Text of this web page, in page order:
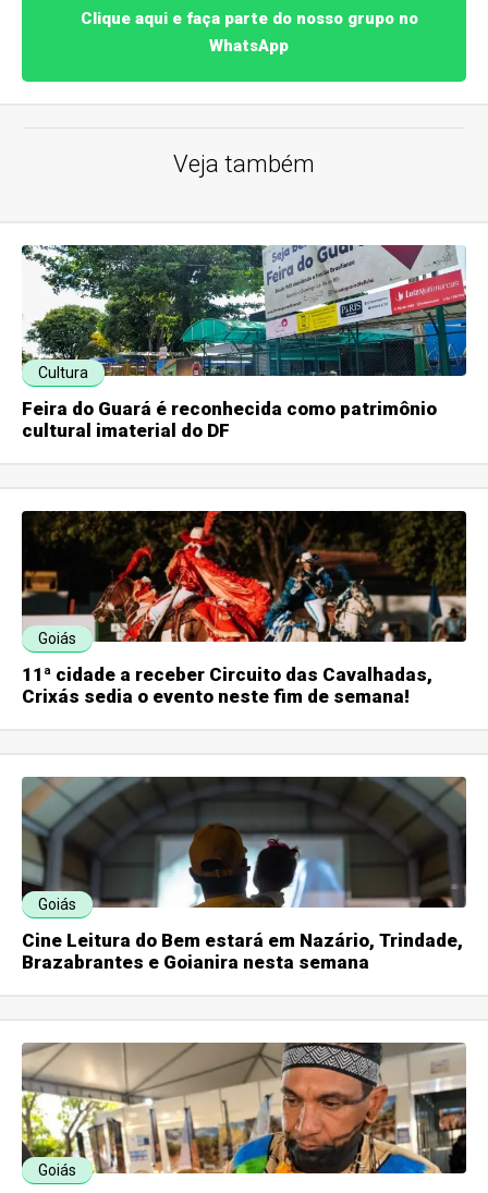
Clique aqui e faça parte do nosso grupo no
WhatsApp
Veja também
Cultura
Feira do Guará é reconhecida como patrimônio
cultural imaterial do DF
Goiás
11ª cidade a receber Circuito das Cavalhadas,
Crixás sedia o evento neste fim de semana!
Goiás
Cine Leitura do Bem estará em Nazário, Trindade,
Brazabrantes e Goianira nesta semana
Goiás